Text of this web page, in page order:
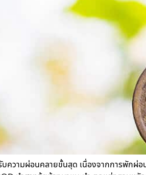
ความผ่อนคลายขั้นสุด เนื่องจากการพักผ่